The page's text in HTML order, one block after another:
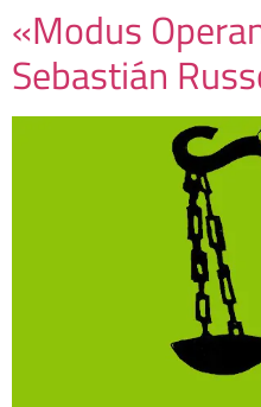
«Modus
Sebastián